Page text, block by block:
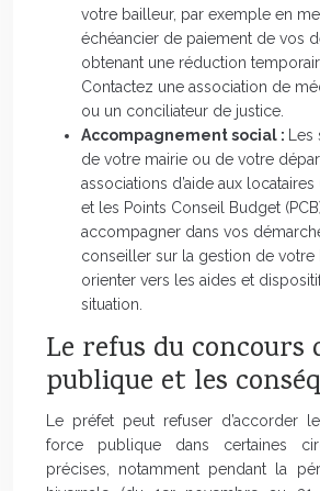
votre bailleur, par exemple en
échéancier de paiement de vos
obtenant une réduction
Contactez une association de
ou un conciliateur de justice.
Accompagnement social :
de votre mairie ou de votre
associations d’aide aux locataires
et les Points Conseil Budget
accompagner dans vos
conseiller sur la gestion de votre
orienter vers les aides et
situation.
Le refus du concours
publique et les
Le préfet peut refuser d’accorder
force publique dans certaines
précises, notamment pendant la